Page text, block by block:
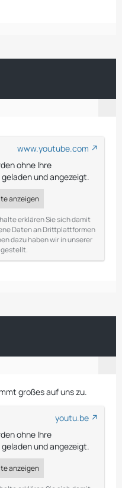
www.youtube.com
ohne Ihre
und angezeigt.
anzeigen
erklären Sie sich damit
Daten an Drittplattformen
dazu haben wir in unserer
großes auf uns zu.
youtu.be
ohne Ihre
und angezeigt.
anzeigen